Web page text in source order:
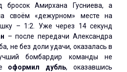
бросок Амирхана Гусниева, а
своём «дежурном» месте на
– 1:2. Уже через 14 секунд
– после передачи Александра
не без доли удачи, оказалась в
бомбардир команды не
оформил дубль, оказавшись